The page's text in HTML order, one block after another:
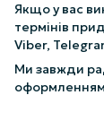
Якщо у вас
термінів
Viber,
Ми завжди